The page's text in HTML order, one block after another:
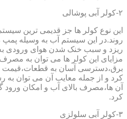
۲-کولر آبی پوشالی
این نوع کولر ها جز قدیمی ترین
روند.در این سیستم آب به وسیله
ریزد و سبب خنک شدن هوای ورودی
مزایای این کولر ها می توان به
برق،دسترسی آسان به
کرد و از جمله معایب آن می توان به
آن ها،مصرف بالای آب و امکان ورود
کرد.
۳-کولر آبی سلولزی